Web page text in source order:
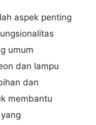
aspek penting
umum
dan lampu
dan
membantu